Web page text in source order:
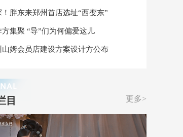
！胖东来郑州首店选址“西变东”
方集聚 “导”们为何偏爱这儿
山姆会员店建设方案设计方公布
更多>
目